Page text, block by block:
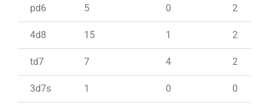
pd6 5 0 2
4d8 15 1 2
td7 7 4 2
3d7s 1 0 0